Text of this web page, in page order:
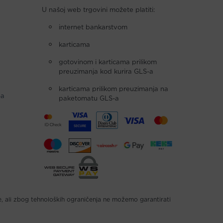
U našoj web trgovini možete platiti:
internet bankarstvom
karticama
gotovinom i karticama prilikom
preuzimanja kod kurira GLS-a
karticama prilikom preuzimanja na
paketomatu GLS-a
ali zbog tehnoloških ograničenja ne možemo garantirati